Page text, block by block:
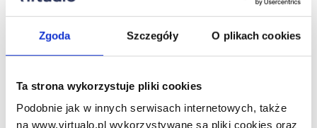
Zgoda Szczegóły O plikach cookies
Ta strona wykorzystuje pliki cookies
Podobnie jak w innych serwisach internetowych, także
na www.virtualo.pl wykorzystywane są pliki cookies oraz
Na stronie